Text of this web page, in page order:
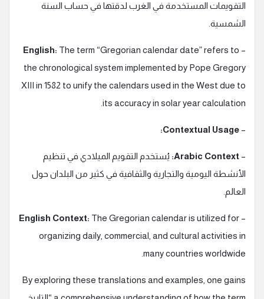
التقويمات المستخدمة في الغرب لدقتها في حساب السنة
الشمسية.
–
English: The term “Gregorian calendar date” refers to
the chronological system implemented by Pope Gregory
XIII in 1582 to unify the calendars used in the West due to
its accuracy in solar year calculation.
–
Contextual Usage:
–
Arabic Context: يُستخدم التقويم الميلادي في تنظيم
الأنشطة اليومية والتجارية والثقافية في كثير من البلدان حول
العالم.
–
English Context: The Gregorian calendar is utilized for
organizing daily, commercial, and cultural activities in
many countries worldwide.
By exploring these translations and examples, one gains